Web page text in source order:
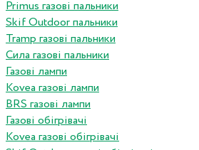
Primus газові пальники
Skif Outdoor пальники
Tramp газові пальники
Сила газові пальники
Газові лампи
Kovea газові лампи
BRS газові лампи
Газові обігрівачі
Kovea газові обігрівачі